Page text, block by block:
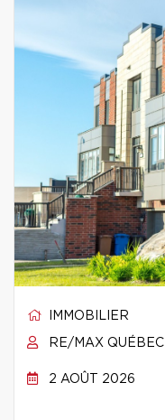
IMMOBILIER
RE/MAX QUÉBEC
2 AOÛT 2026